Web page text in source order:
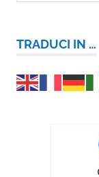
TRADUCI IN …